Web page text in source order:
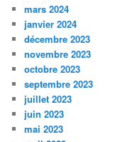
mars 2024
janvier 2024
décembre 2023
novembre 2023
octobre 2023
septembre 2023
juillet 2023
juin 2023
mai 2023